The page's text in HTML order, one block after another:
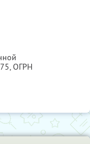
, ОГРН